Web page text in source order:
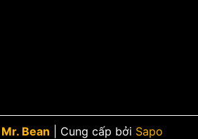
Mr. Bean Cung cấp bởi Sapo